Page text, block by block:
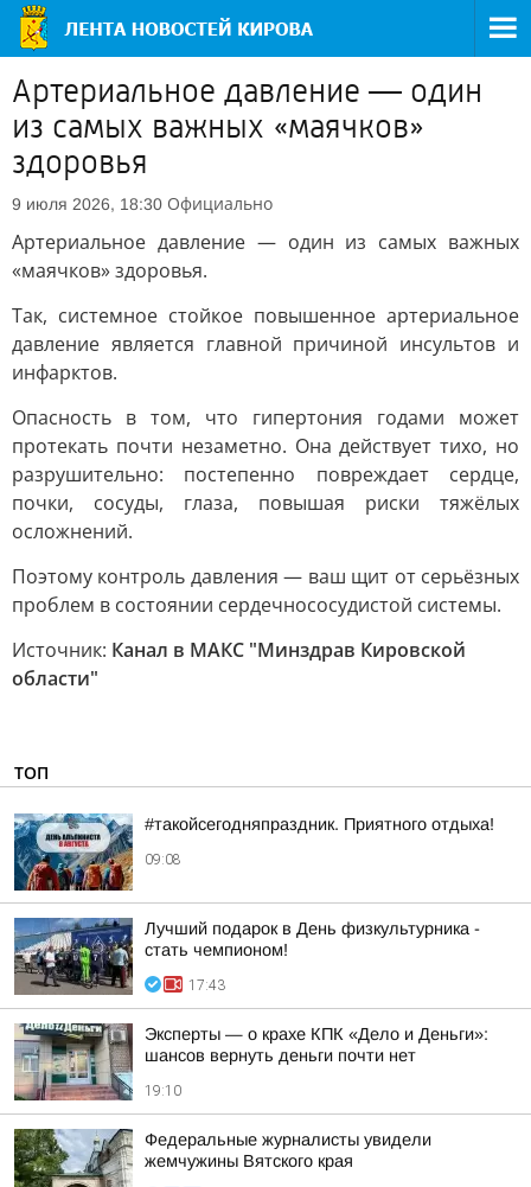
Артериальное давление — один
из самых важных «маячков»
здоровья
9 июля 2026, 18:30 Официально
Артериальное давление — один из самых важных
«маячков» здоровья.
Так, системное стойкое повышенное артериальное
давление является главной причиной инсультов и
инфарктов.
Опасность в том, что гипертония годами может
протекать почти незаметно. Она действует тихо, но
разрушительно: постепенно повреждает сердце,
почки, сосуды, глаза, повышая риски тяжёлых
осложнений.
Поэтому контроль давления — ваш щит от серьёзных
проблем в состоянии сердечнососудистой системы.
Источник: Канал в МАКС "Минздрав Кировской
области"
ТОП
#такойсегодняпраздник. Приятного отдыха!
09:08
Лучший подарок в День физкультурника -
стать чемпионом!
17:43
Эксперты — о крахе КПК «Дело и Деньги»:
шансов вернуть деньги почти нет
19:10
Федеральные журналисты увидели
жемчужины Вятского края